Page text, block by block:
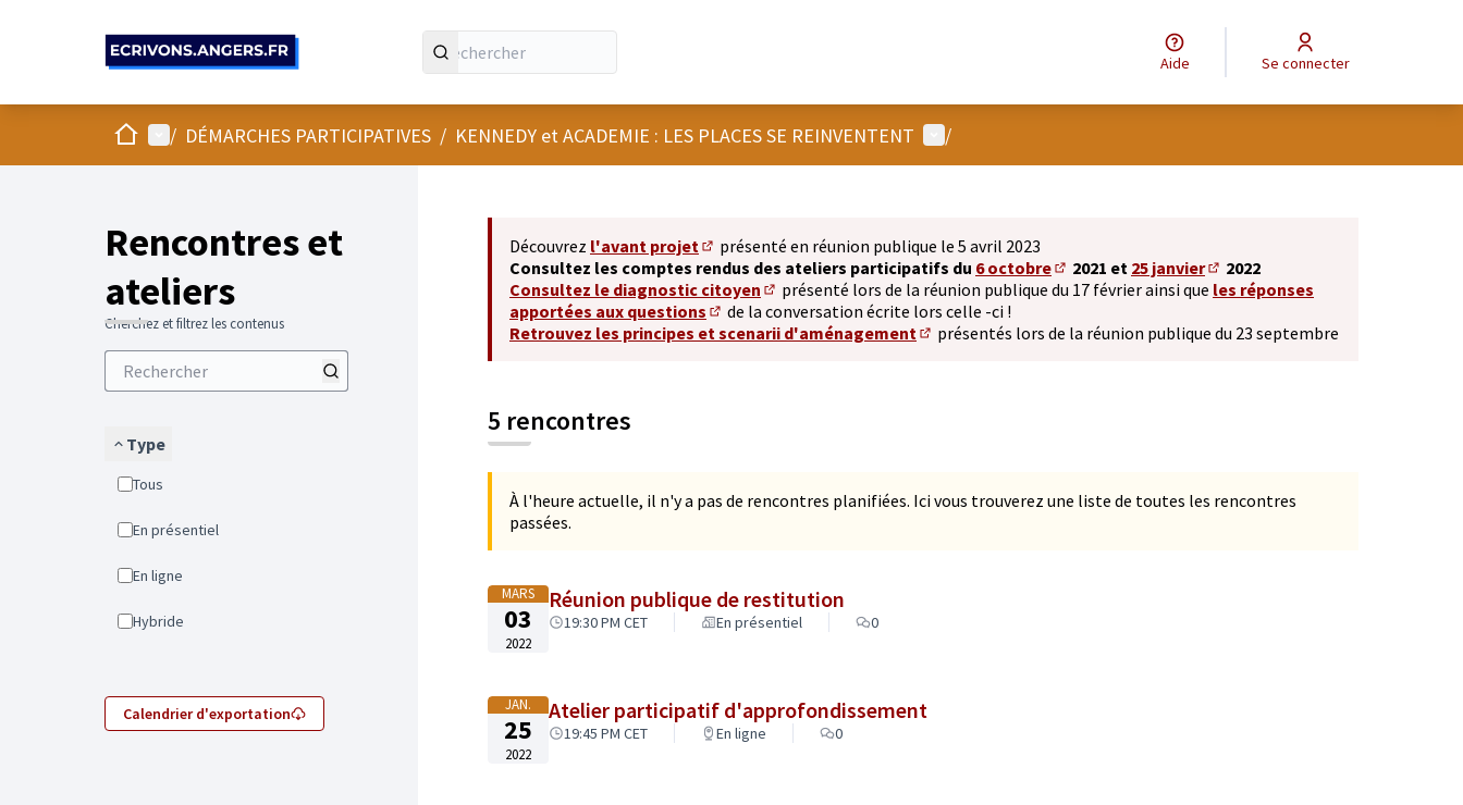
Aide Se connecter
AccueilMenu principal
/ DÉMARCHES PARTICIPATIVES / KENNEDY et ACADEMIE : LES PLACES SE REINVENTENT Menu utilisateur
/
Rencontres et
ateliers
Cherchez et filtrez les contenus
Type
Tous
En présentiel
En ligne
Hybride
Calendrier d'exportation
Découvrez l'avant projet
(Lien externe)
présenté en réunion publique le 5 avril 2023
Consultez les comptes rendus des ateliers participatifs du 6 octobre
(S'ouvre dans un nouvel onglet)
2021 et 25 janvier
(S'ouvre dans un nouvel onglet)
2022
Consultez le diagnostic citoyen
(S'ouvre dans un nouvel onglet)
présenté lors de la réunion publique du 17 février ainsi que les réponses
apportées aux questions
(S'ouvre dans un nouvel onglet)
de la conversation écrite lors celle -ci !
Retrouvez les principes et scenarii d'aménagement
(Lien externe)
présentés lors de la réunion publique du 23 septembre
5 rencontres
À l'heure actuelle, il n'y a pas de rencontres planifiées. Ici vous trouverez une liste de toutes les rencontres
passées.
MARS
03
2022
Réunion publique de restitution
19:30 PM CET En présentiel 0
JAN.
25
2022
Atelier participatif d'approfondissement
19:45 PM CET En ligne 0